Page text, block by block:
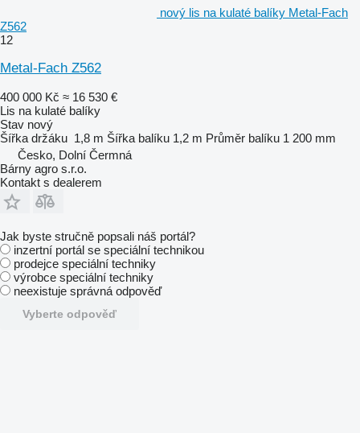
nový lis na kulaté balíky Metal-Fach
Z562
12
Metal-Fach Z562
400 000 Kč ≈ 16 530 €
Lis na kulaté balíky
Stav nový
Šířka držáku 1,8 m Šířka balíku 1,2 m Průměr balíku 1 200 mm
Česko, Dolní Čermná
Bárny agro s.r.o.
Kontakt s dealerem
Jak byste stručně popsali náš portál?
inzertní portál se speciální technikou
prodejce speciální techniky
výrobce speciální techniky
neexistuje správná odpověď
Vyberte odpověď